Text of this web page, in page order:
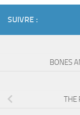
SUIVRE :
BONES
THE